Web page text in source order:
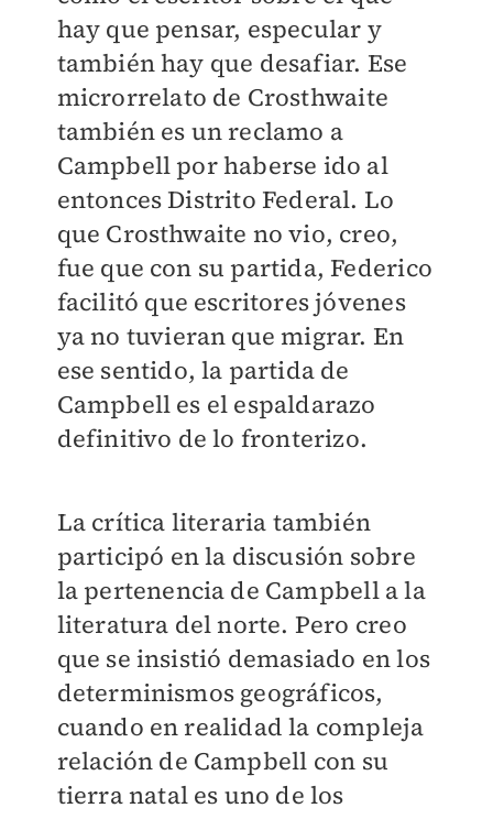
hay que pensar, especular y
también hay que desafiar. Ese
microrrelato de Crosthwaite
también es un reclamo a
Campbell por haberse ido al
entonces Distrito Federal. Lo
que Crosthwaite no vio, creo,
fue que con su partida, Federico
facilitó que escritores jóvenes
ya no tuvieran que migrar. En
ese sentido, la partida de
Campbell es el espaldarazo
definitivo de lo fronterizo.
La crítica literaria también
participó en la discusión sobre
la pertenencia de Campbell a la
literatura del norte. Pero creo
que se insistió demasiado en los
determinismos geográficos,
cuando en realidad la compleja
relación de Campbell con su
tierra natal es uno de los